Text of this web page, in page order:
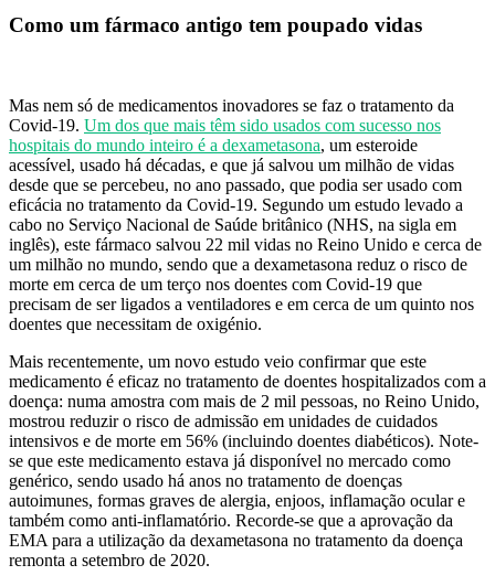
Como um fármaco antigo tem poupado vidas
Mas nem só de medicamentos inovadores se faz o tratamento da
Covid-19. Um dos que mais têm sido usados com sucesso nos
hospitais do mundo inteiro é a dexametasona, um esteroide
acessível, usado há décadas, e que já salvou um milhão de vidas
desde que se percebeu, no ano passado, que podia ser usado com
eficácia no tratamento da Covid-19. Segundo um estudo levado a
cabo no Serviço Nacional de Saúde britânico (NHS, na sigla em
inglês), este fármaco salvou 22 mil vidas no Reino Unido e cerca de
um milhão no mundo, sendo que a dexametasona reduz o risco de
morte em cerca de um terço nos doentes com Covid-19 que
precisam de ser ligados a ventiladores e em cerca de um quinto nos
doentes que necessitam de oxigénio.
Mais recentemente, um novo estudo veio confirmar que este
medicamento é eficaz no tratamento de doentes hospitalizados com a
doença: numa amostra com mais de 2 mil pessoas, no Reino Unido,
mostrou reduzir o risco de admissão em unidades de cuidados
intensivos e de morte em 56% (incluindo doentes diabéticos). Note-
se que este medicamento estava já disponível no mercado como
genérico, sendo usado há anos no tratamento de doenças
autoimunes, formas graves de alergia, enjoos, inflamação ocular e
também como anti-inflamatório. Recorde-se que a aprovação da
EMA para a utilização da dexametasona no tratamento da doença
remonta a setembro de 2020.